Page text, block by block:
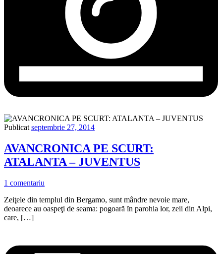
Publicat septembrie 27, 2014
AVANCRONICA PE SCURT:
ATALANTA – JUVENTUS
1 comentariu
Zeiţele din templul din Bergamo, sunt mândre nevoie mare,
deoarece au oaspeţi de seama: pogoară ȋn parohia lor, zeii din Alpi,
care, […]